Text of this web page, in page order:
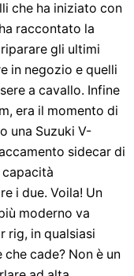
che ha iniziato con
raccontato la
gli ultimi
in negozio e quelli
a cavallo. Infine
era il momento di
una Suzuki V-
sidecar di
i due. Voila! Un
moderno va
rig, in qualsiasi
cade? Non è un